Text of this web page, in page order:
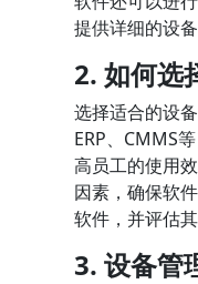
提供详细的设
2. 如何选
选择适合的设
ERP、CMMS
高员工的使用
因素，确保软
软件，并评估
3. 设备管